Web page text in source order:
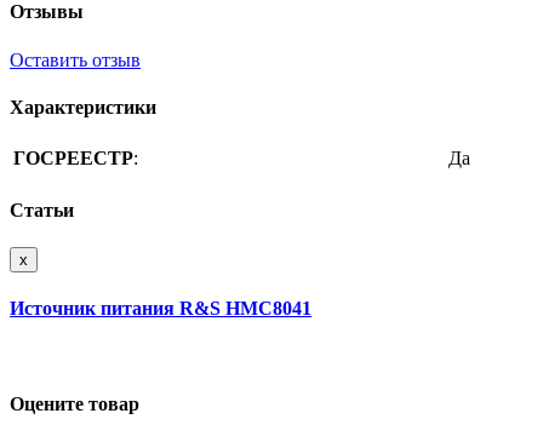
Отзывы
Оставить отзыв
Характеристики
ГОСРЕЕСТР: Да
Статьи
x
Источник питания R&S HMC8041
Оцените товар